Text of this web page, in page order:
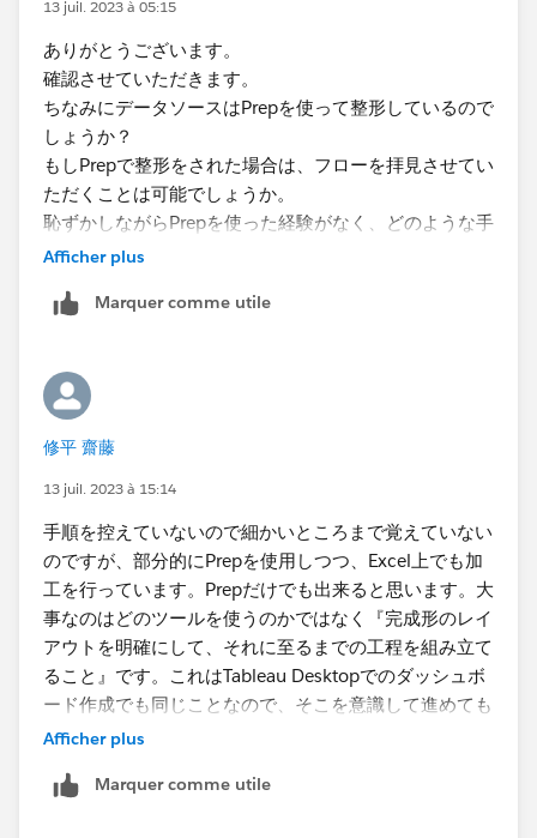
13 juil. 2023 à 05:15
ありがとうございます。
確認させていただきます。
ちなみにデータソースはPrepを使って整形しているので
しょうか？
もしPrepで整形をされた場合は、フローを拝見させてい
ただくことは可能でしょうか。
恥ずかしながらPrepを使った経験がなく、どのような手
順で整形されたのか拝見したく存じます。
Afficher plus
Marquer comme utile
修平 齋藤
13 juil. 2023 à 15:14
手順を控えていないので細かいところまで覚えていない
のですが、部分的にPrepを使用しつつ、Excel上でも加
工を行っています。Prepだけでも出来ると思います。大
事なのはどのツールを使うのかではなく『完成形のレイ
アウトを明確にして、それに至るまでの工程を組み立て
ること』です。これはTableau Desktopでのダッシュボ
ード作成でも同じことなので、そこを意識して進めても
らえれば（そして目指した完成品が出来上がれば）ツー
Afficher plus
Marquer comme utile